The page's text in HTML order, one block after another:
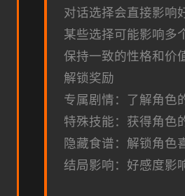
对话选择会直接影响
某些选择可能影响多
保持一致的性格和价
解锁奖励
专属剧情：了解角色
特殊技能：获得角色
隐藏食谱：解锁角色
结局影响：好感度影